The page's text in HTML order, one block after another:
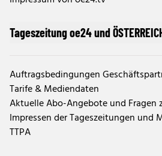
Tageszeitung oe24 und
Auftragsbedingungen
Tarife & Mediendaten
Aktuelle Abo-Angebote und Fragen
Impressen der Tageszeitungen und
TTPA